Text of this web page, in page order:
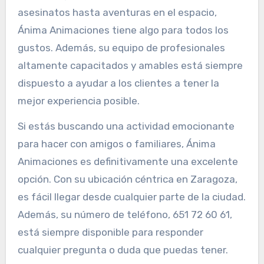
asesinatos hasta aventuras en el espacio,
Ánima Animaciones tiene algo para todos los
gustos. Además, su equipo de profesionales
altamente capacitados y amables está siempre
dispuesto a ayudar a los clientes a tener la
mejor experiencia posible.
Si estás buscando una actividad emocionante
para hacer con amigos o familiares, Ánima
Animaciones es definitivamente una excelente
opción. Con su ubicación céntrica en Zaragoza,
es fácil llegar desde cualquier parte de la ciudad.
Además, su número de teléfono, 651 72 60 61,
está siempre disponible para responder
cualquier pregunta o duda que puedas tener.